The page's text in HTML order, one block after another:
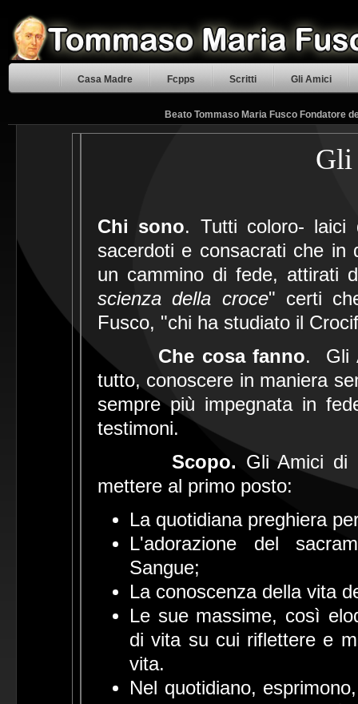
Casa Madre Fcpps Scritti Gli Amici
Beato Tommaso Maria Fusco Fondatore
Chi sono. Tutti coloro- laici
sacerdoti e consacrati che in
un cammino di fede, attirati
scienza della croce" certi
Fusco, "chi ha studiato il
Che cosa fanno. Gli
tutto, conoscere in maniera
sempre più impegnata in
testimoni.
Scopo. Gli Amici di
mettere al primo posto:
La quotidiana preghiera
L'adorazione del
Sangue;
La conoscenza della vita
Le sue massime, così
di vita su cui riflettere e
vita.
Nel quotidiano,